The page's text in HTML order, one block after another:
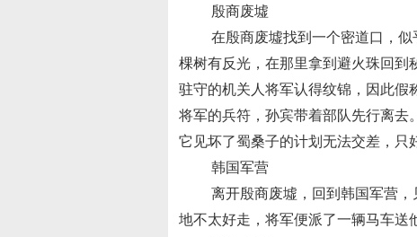
殷商废墟
在殷商废墟找到一个密道口，似乎
棵树有反光，在那里拿到避火珠回到
驻守的机关人将军认得纹锦，因此假
将军的兵符，孙宾带着部队先行离去
它见坏了蜀桑子的计划无法交差，只
韩国军营
离开殷商废墟，回到韩国军营，见
地不太好走，将军便派了一辆马车送